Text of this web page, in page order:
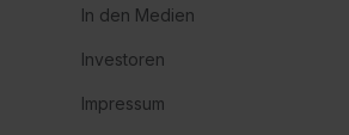
In den Medien
Investoren
Impressum